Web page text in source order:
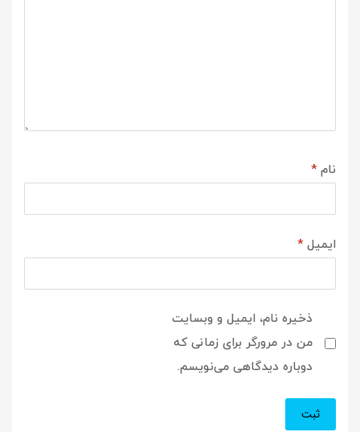
نام*
ایمیل*
ذخیره نام، ایمیل و وبسایت
من در مرورگر برای زمانی که
دوباره دیدگاهی می‌نویسم.